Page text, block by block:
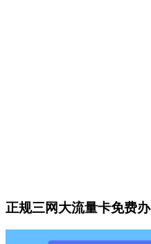
正规三网大流量卡免费办